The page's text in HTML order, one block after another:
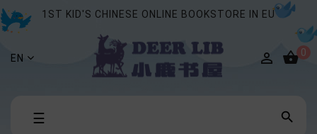
1ST KID'S CHINESE ONLINE BOOKSTORE IN EU
EN  0
Toggle
☰ 